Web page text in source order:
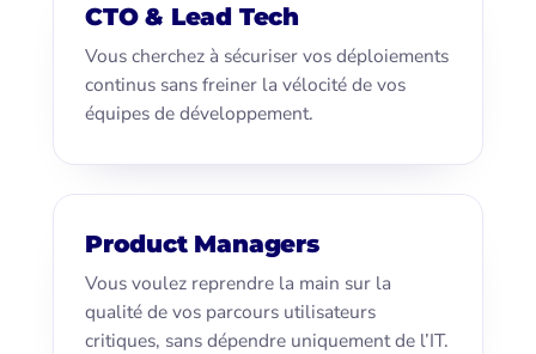
CTO & Lead Tech
Vous cherchez à sécuriser vos déploiements
continus sans freiner la vélocité de vos
équipes de développement.
Product Managers
Vous voulez reprendre la main sur la
qualité de vos parcours utilisateurs
critiques, sans dépendre uniquement de l’IT.